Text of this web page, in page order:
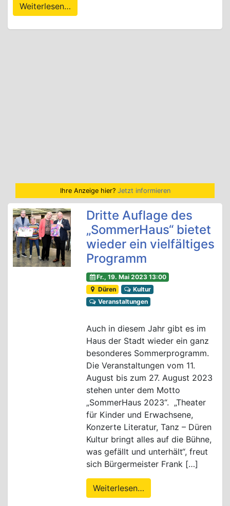
Weiterlesen…
Ihre Anzeige hier? Jetzt informieren
Dritte Auflage des
„SommerHaus“ bietet
wieder ein vielfältiges
Programm
Fr., 19. Mai 2023 13:00
Düren
Kultur
Veranstaltungen
Auch in diesem Jahr gibt es im
Haus der Stadt wieder ein ganz
besonderes Sommerprogramm.
Die Veranstaltungen vom 11.
August bis zum 27. August 2023
stehen unter dem Motto
„SommerHaus 2023“. „Theater
für Kinder und Erwachsene,
Konzerte Literatur, Tanz – Düren
Kultur bringt alles auf die Bühne,
was gefällt und unterhält“, freut
sich Bürgermeister Frank […]
Weiterlesen…